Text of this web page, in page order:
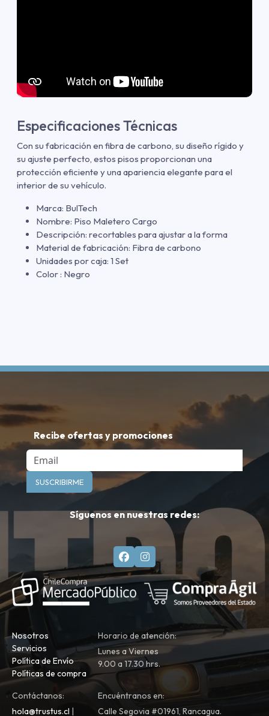
Especificaciones Técnicas
Con su fabricación en fibra de carbono, su diseño rígido y
su ajuste perfecto, estos pisos proporcionan una
protección eficiente y una apariencia elegante para el
interior de su vehículo.
Marca: BulTech
Nombre: Piso Maletero Cargo
Descripción: recortables para ajustar a la forma
Material de fabricación: Fibra de carbono
Unidades por caja: 1 Set
Color : Negro
Recibe ofertas y promociones
Email
SUSCRIBIRME
Síguenos en nuestras redes:
Nosotros
Servicios
Política de Envío
Políticas de compra
Horario de atención:
Lunes a Viernes
9.00 a 17.30 hrs.
Contáctanos:
hola@trustus.cl |
Encuéntranos en:
Calle Segovia #01961, Rancagua.